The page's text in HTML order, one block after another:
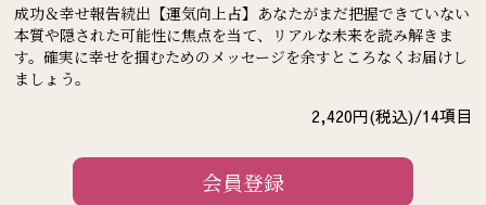
成功＆幸せ報告続出【運気向上占】あなたがまだ把握できていない
本質や隠された可能性に焦点を当て、リアルな未来を読み解きま
す。確実に幸せを掴むためのメッセージを余すところなくお届けし
ましょう。
2,420円(税込)/14項目
会員登録